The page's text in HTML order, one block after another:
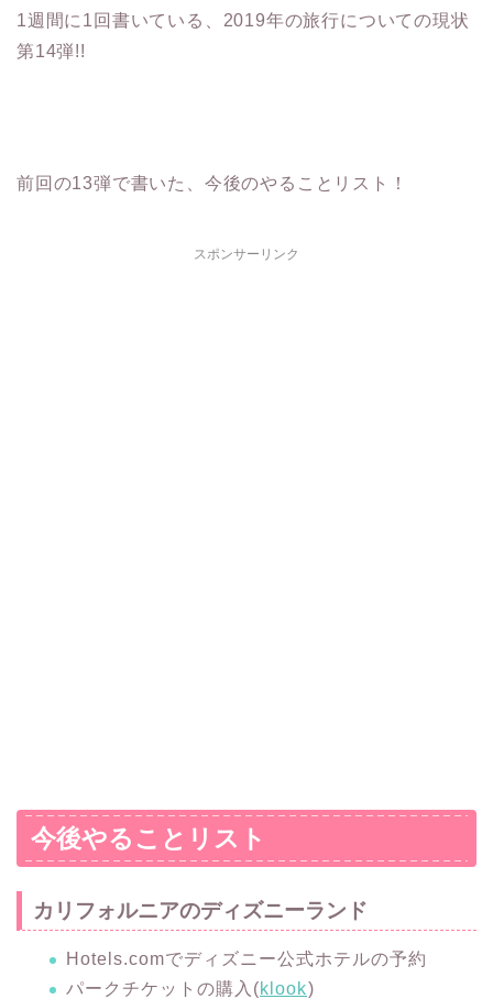
1週間に1回書いている、2019年の旅行についての現状
第14弾!!
前回の13弾で書いた、今後のやることリスト！
スポンサーリンク
今後やることリスト
カリフォルニアのディズニーランド
Hotels.comでディズニー公式ホテルの予約
パークチケットの購入(klook)